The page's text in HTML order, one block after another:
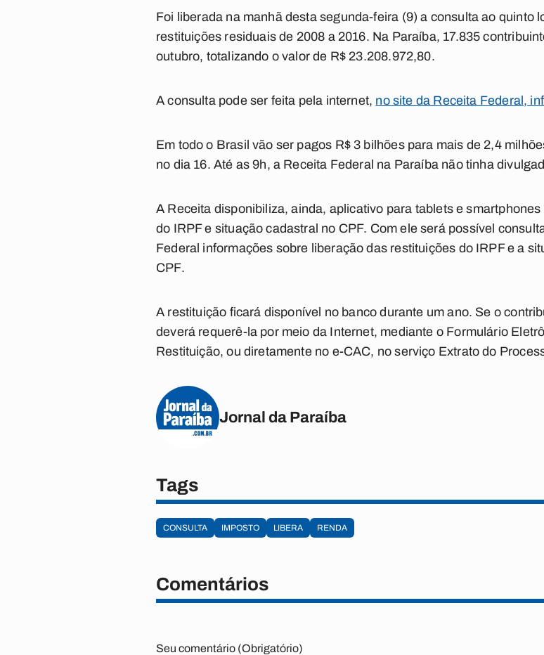
Foi liberada na manhã desta segunda-feira (9) a consulta ao quinto
restituições residuais de 2008 a 2016. Na Paraíba, 17.835
outubro, totalizando o valor de R$ 23.208.972,80.
A consulta pode ser feita pela internet, no site da Receita Federal,
Em todo o Brasil vão ser pagos R$ 3 bilhões para mais de 2,4
no dia 16. Até as 9h, a Receita Federal na Paraíba não tinha
A Receita disponibiliza, ainda, aplicativo para tablets e
do IRPF e situação cadastral no CPF. Com ele será possível
Federal informações sobre liberação das restituições do IRPF e a
CPF.
A restituição ficará disponível no banco durante um ano. Se o
deverá requerê-la por meio da Internet, mediante o Formulário
Restituição, ou diretamente no e-CAC, no serviço Extrato do
Jornal da Paraíba
Tags
CONSULTA IMPOSTO LIBERA RENDA
Comentários
Seu comentário (Obrigatório)